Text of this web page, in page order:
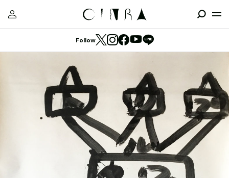
Follow